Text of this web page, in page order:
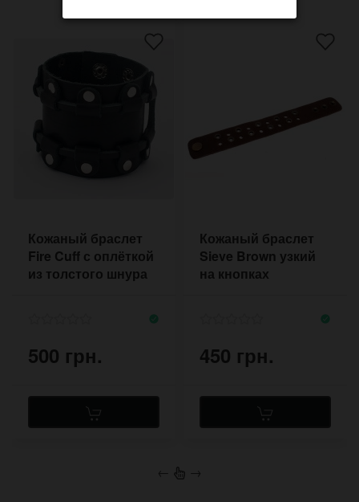
Кожаный браслет
Fire Cuff с оплёткой
из толстого шнура
500 грн.
Кожаный браслет
Sieve Brown узкий
на кнопках
450 грн.
← →